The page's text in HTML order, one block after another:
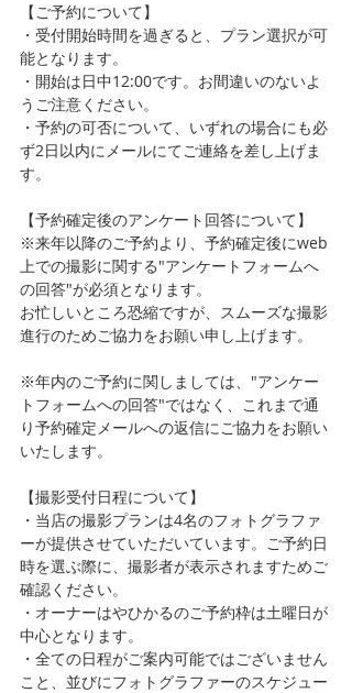
【ご予約について】
・受付開始時間を過ぎると、プラン選択が可
能となります。
・開始は日中12:00です。お間違いのないよ
うご注意ください。
・予約の可否について、いずれの場合にも必
ず2日以内にメールにてご連絡を差し上げま
す。
【予約確定後のアンケート回答について】
※来年以降のご予約より、予約確定後にweb
上での撮影に関する"アンケートフォームへ
の回答"が必須となります。
お忙しいところ恐縮ですが、スムーズな撮影
進行のためご協力をお願い申し上げます。
※年内のご予約に関しましては、"アンケー
トフォームへの回答"ではなく、これまで通
り予約確定メールへの返信にご協力をお願い
いたします。
【撮影受付日程について】
・当店の撮影プランは4名のフォトグラファ
ーが提供させていただいています。ご予約日
時を選ぶ際に、撮影者が表示されますためご
確認ください。
・オーナーはやひかるのご予約枠は土曜日が
中心となります。
・全ての日程がご案内可能ではございません
こと、並びにフォトグラファーのスケジュー